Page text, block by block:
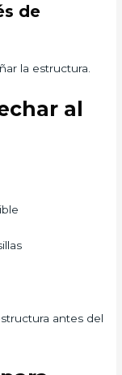
de
la estructura.
al
antes del